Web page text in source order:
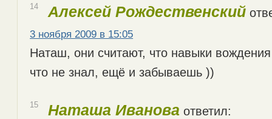
14 Алексей Рождественский
3 ноября 2009 в 15:05
Наташ, они считают, что навыки
что не знал, ещё и забываешь ))
15 Наташа Иванова ответил: